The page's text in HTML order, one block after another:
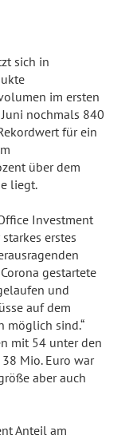
sich in
im ersten
nochmals 840
für ein
über dem
liegt.
Investment
erstes
gestartete
und
auf dem
möglich sind.“
mit 54 unter den
Mio. Euro war
aber auch
Anteil am